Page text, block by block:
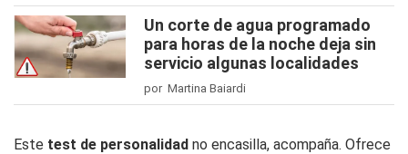
Un corte de agua programado
para horas de la noche deja sin
servicio algunas localidades
por Martina Baiardi
Este test de personalidad no encasilla, acompaña. Ofrece